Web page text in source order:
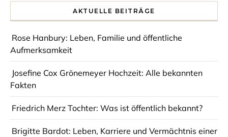
AKTUELLE BEITRÄGE
Rose Hanbury: Leben, Familie und öffentliche
Aufmerksamkeit
Josefine Cox Grönemeyer Hochzeit: Alle bekannten
Fakten
Friedrich Merz Tochter: Was ist öffentlich bekannt?
Brigitte Bardot: Leben, Karriere und Vermächtnis einer